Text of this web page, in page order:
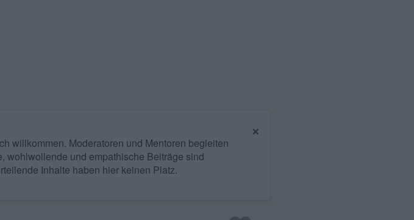
×
willkommen. Moderatoren und Mentoren begleiten
wohlwollende und empathische Beiträge sind
Inhalte haben hier keinen Platz.